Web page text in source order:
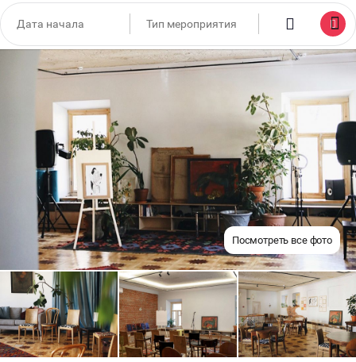
Посмотреть все фото